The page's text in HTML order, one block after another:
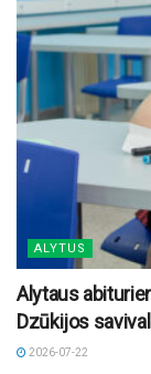
ALYTUS
Alytaus
Dzūkijos
2026-07-22